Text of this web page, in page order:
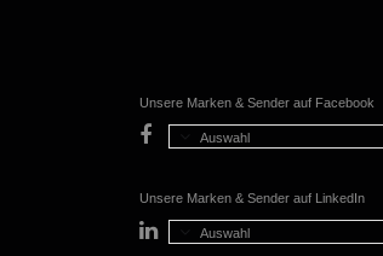
Unsere Marken & Sender auf Facebook
Auswahl
Unsere Marken & Sender auf LinkedIn
Auswahl